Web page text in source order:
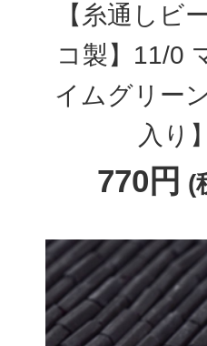
【糸通しビ
コ製】11/0
イムグリー
入り】
770円 (